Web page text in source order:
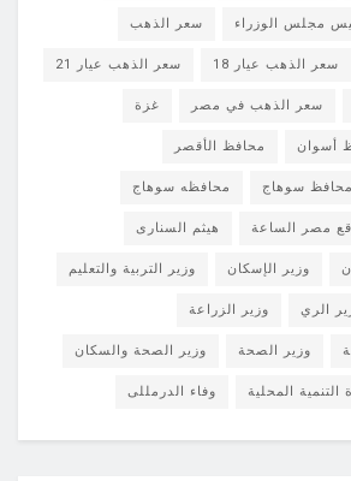
مجلس الوزراء سعر الذهب
سعر الذهب عيار 18 سعر الذهب عيار 21
سعر الذهب في مصر غزة
أسوان محافظ الأقصر
محافظ سوهاج محافظه سوهاج
مصر الساعة هيثم السنارى
وزير الإسكان وزير التربية والتعليم
الري وزير الزراعة
وزير الصحة وزير الصحة والسكان
التنمية المحلية وفاء الدرمللى